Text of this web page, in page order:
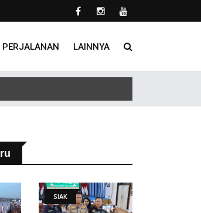
PERJALANAN LAINNYA
SIAK